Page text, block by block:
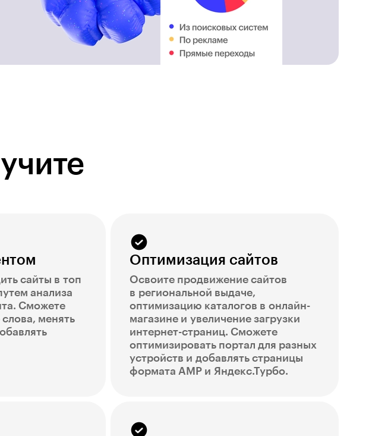
сайты в топ
анализа
Сможете
менять
Оптимизация сайтов
Освоите продвижение сайтов
в региональной выдаче,
оптимизацию каталогов в онлайн-
магазине и увеличение загрузки
интернет-страниц. Сможете
оптимизировать портал для разных
устройств и добавлять страницы
формата AMP и Яндекс.Турбо.